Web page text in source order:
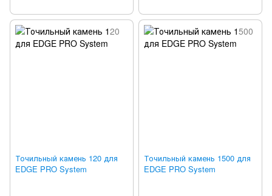
Точильный камень 120 для
EDGE PRO System
Точильный камень 1500 для
EDGE PRO System